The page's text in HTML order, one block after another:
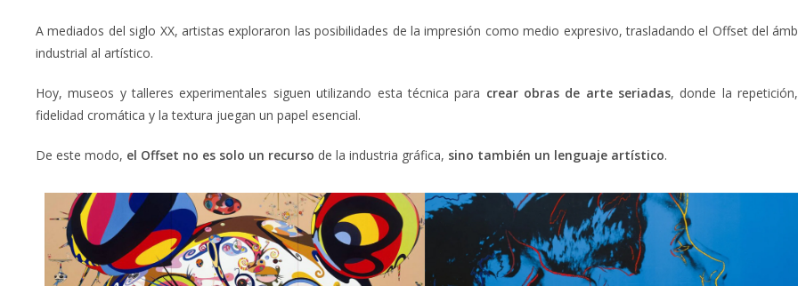
A mediados del siglo XX, artistas exploraron las posibilidades de la impresión como medio expresivo, trasladando el Offset del
industrial al artístico.
Hoy, museos y talleres experimentales siguen utilizando esta técnica para crear obras de arte seriadas, donde la
fidelidad cromática y la textura juegan un papel esencial.
De este modo, el Offset no es solo un recurso de la industria gráfica, sino también un lenguaje artístico.